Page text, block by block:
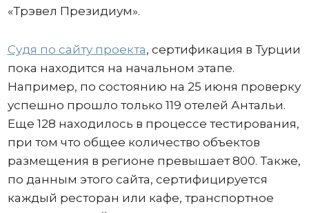
«Трэвел Президиум».
Судя по сайту проекта, сертификация в Турции
пока находится на начальном этапе.
Например, по состоянию на 25 июня проверку
успешно прошло только 119 отелей Антальи.
Еще 128 находилось в процессе тестирования,
при том что общее количество объектов
размещения в регионе превышает 800. Также,
по данным этого сайта, сертифицируется
каждый ресторан или кафе, транспортное